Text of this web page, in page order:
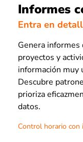
Informes
Entra en
Genera
proyectos y
información
Descubre
prioriza
datos.
Control horario con